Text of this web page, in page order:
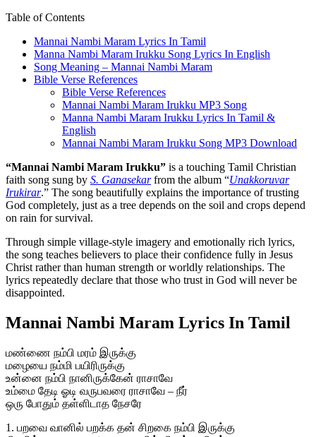
Table of Contents
Mannai Nambi Maram Lyrics In Tamil
Manna Nambi Maram Irukku Song Lyrics In English
Song Meaning – Mannai Nambi Maram
Bible Verse References
Bible Verse References
Mannai Nambi Maram Irukku MP3 Song
Manna Nambi Maram Irukku Lyrics In Tamil &
English
Mannai Nambi Maram Irukku Song MP3 Download
“Mannai Nambi Maram Irukku” is a touching Tamil Christian
faith song sung by S. Ganasekarfrom the album “Unakkoruvar
Irukirar.” The song beautifully explains the importance of trusting
God completely, just as a tree depends on the soil and crops depend
on rain for survival.
Through simple village-style imagery and emotionally rich lyrics,
the song teaches believers to place their confidence fully in Jesus
Christ rather than human strength or worldly relationships. The
lyrics repeatedly declare that those who trust in God will never be
disappointed.
Mannai Nambi Maram Lyrics In Tamil
மண்ணை நம்பி மரம் இருக்கு
மழையை நம்மி பயிரிருக்கு
உன்னை நம்பி நானிருக்கேன் ராசாவே
உம்மை தேடி ஓடி வருபவரை ராசாவே – நீர்
ஒரு போதும் தள்ளிடாத நேசரே
1. பறவை வானில் பறக்க தன் சிறகை நம்பி இருக்கு